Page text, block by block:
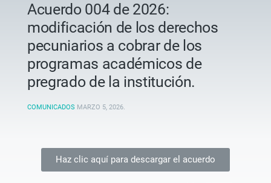
Acuerdo 004 de 2026:
modificación de los derechos
pecuniarios a cobrar de los
programas académicos de
pregrado de la institución.
COMUNICADOS MARZO 5, 2026.
Haz clic aquí para descargar el acuerdo